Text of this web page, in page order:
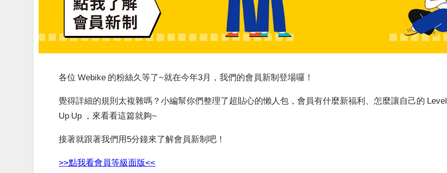
各位 Webike 的粉絲久等了~就在今年3月，我們的會員新制登場囉！
覺得詳細的規則太複雜嗎？小編幫你們整理了超貼心的懶人包，會員有什麼新福利、怎麼讓自己的 Level
Up Up ，來看看這篇就夠~
接著就跟著我們用5分鐘來了解會員新制吧！
>>點我看會員等級面版<<